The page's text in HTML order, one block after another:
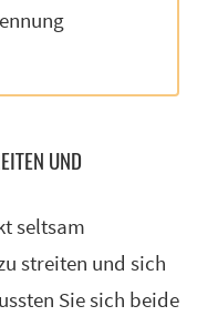
UND
seltsam
streiten und sich
Sie sich beide